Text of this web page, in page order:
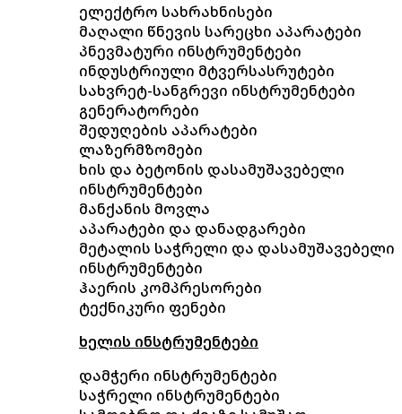
ელექტრო სახრახნისები
მაღალი წნევის სარეცხი აპარატები
პნევმატური ინსტრუმენტები
ინდუსტრიული მტვერსასრუტები
სახვრეტ-სანგრევი ინსტრუმენტები
გენერატორები
შედუღების აპარატები
ლაზერმზომები
ხის და ბეტონის დასამუშავებელი
ინსტრუმენტები
მანქანის მოვლა
აპარატები და დანადგარები
მეტალის საჭრელი და დასამუშავებელი
ინსტრუმენტები
ჰაერის კომპრესორები
ტექნიკური ფენები
ხელის ინსტრუმენტები
დამჭერი ინსტრუმენტები
საჭრელი ინსტრუმენტები